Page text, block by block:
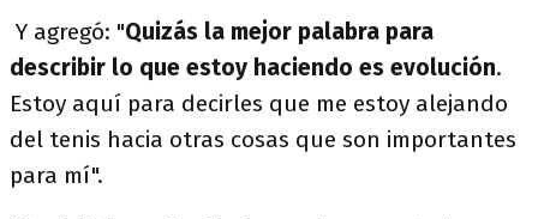
Y agregó: "Quizás la mejor palabra para
describir lo que estoy haciendo es evolución.
Estoy aquí para decirles que me estoy alejando
del tenis hacia otras cosas que son importantes
para mí".